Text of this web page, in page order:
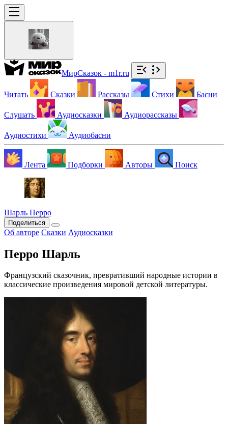
МирСказок - m1r.ru
Читать Сказки Рассказы Стихи Басни
Слушать Аудиосказки Аудиорассказы
Аудиостихи Аудиобасни
Лента Подборки Авторы Поиск
Шарль Перро
Поделиться
Об авторе Сказки Аудиосказки
Перро Шарль
Французский сказочник, превративший народные истории в
классические произведения мировой детской литературы.